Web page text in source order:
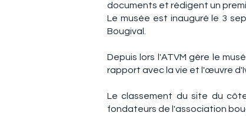
documents et rédigent un
Le musée est inauguré le 3
Bougival.
Depuis lors l'ATVM gère le
rapport avec la vie et l'œuvre
Le classement du site du
fondateurs de l'association